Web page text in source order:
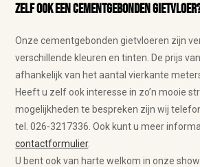
Zelf ook een cementgebonden
Onze cementgebonden gietvloeren zijn
verschillende kleuren en tinten. De prijs
afhankelijk van het aantal vierkante
Heeft u zelf ook interesse in zo’n mooie
mogelijkheden te bespreken zijn wij
tel. 026-3217336. Ook kunt u meer
contactformulier.
U bent ook van harte welkom in onze